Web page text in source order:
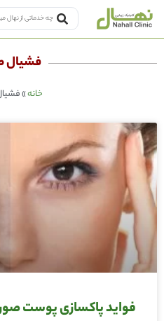
فشیال
خانه»
فواید پاکسازی پوست